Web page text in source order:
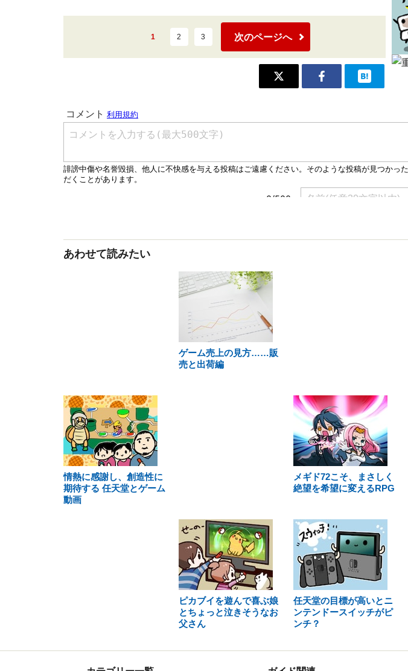
1 2 3 次のページへ
あわせて読みたい
ゲーム売上の見方……販
売と出荷編
情熱に感謝し、創造性に
期待する 任天堂とゲーム
動画
メギド72こそ、まさしく
絶望を希望に変えるRPG
ピカブイを遊んで喜ぶ娘
とちょっと泣きそうなお
父さん
任天堂の目標が高いとニ
ンテンドースイッチがピ
ンチ？